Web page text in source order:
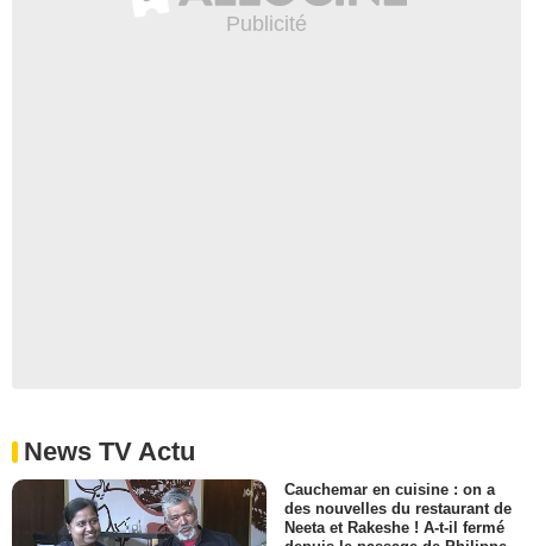
News TV Actu
Cauchemar en cuisine : on a
des nouvelles du restaurant de
Neeta et Rakeshe ! A-t-il fermé